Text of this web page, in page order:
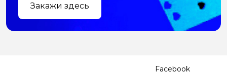
Закажи здесь
Facebook